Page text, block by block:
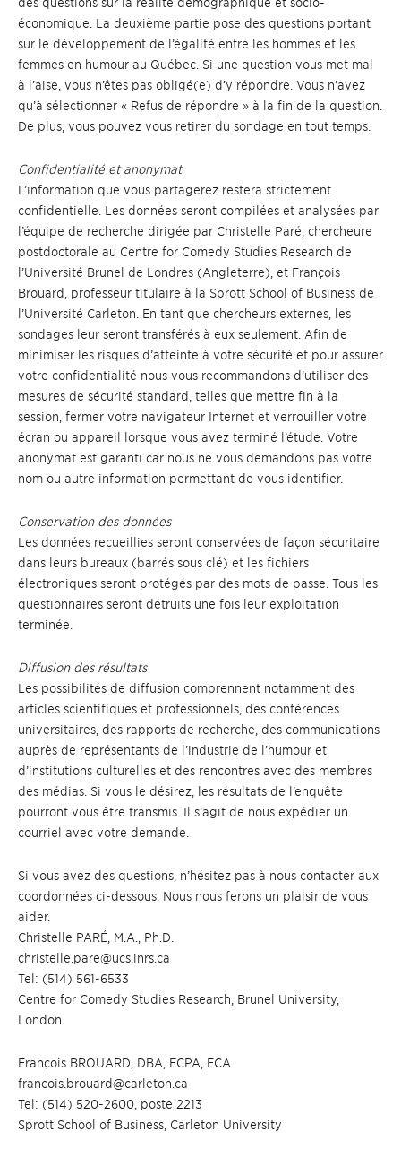
économique. La deuxième partie pose des questions portant
sur le développement de l’égalité entre les hommes et les
femmes en humour au Québec. Si une question vous met mal
à l’aise, vous n’êtes pas obligé(e) d’y répondre. Vous n’avez
qu’à sélectionner « Refus de répondre » à la fin de la question.
De plus, vous pouvez vous retirer du sondage en tout temps.
Confidentialité et anonymat
L’information que vous partagerez restera strictement
confidentielle. Les données seront compilées et analysées par
l’équipe de recherche dirigée par Christelle Paré, chercheure
postdoctorale au Centre for Comedy Studies Research de
l’Université Brunel de Londres (Angleterre), et François
Brouard, professeur titulaire à la Sprott School of Business de
l’Université Carleton. En tant que chercheurs externes, les
sondages leur seront transférés à eux seulement. Afin de
minimiser les risques d’atteinte à votre sécurité et pour assurer
votre confidentialité nous vous recommandons d’utiliser des
mesures de sécurité standard, telles que mettre fin à la
session, fermer votre navigateur Internet et verrouiller votre
écran ou appareil lorsque vous avez terminé l’étude. Votre
anonymat est garanti car nous ne vous demandons pas votre
nom ou autre information permettant de vous identifier.
Conservation des données
Les données recueillies seront conservées de façon sécuritaire
dans leurs bureaux (barrés sous clé) et les fichiers
électroniques seront protégés par des mots de passe. Tous les
questionnaires seront détruits une fois leur exploitation
terminée.
Diffusion des résultats
Les possibilités de diffusion comprennent notamment des
articles scientifiques et professionnels, des conférences
universitaires, des rapports de recherche, des communications
auprès de représentants de l’industrie de l’humour et
d’institutions culturelles et des rencontres avec des membres
des médias. Si vous le désirez, les résultats de l’enquête
pourront vous être transmis. Il s’agit de nous expédier un
courriel avec votre demande.
Si vous avez des questions, n’hésitez pas à nous contacter aux
coordonnées ci-dessous. Nous nous ferons un plaisir de vous
aider.
Christelle PARÉ, M.A., Ph.D.
christelle.pare@ucs.inrs.ca
Tel: (514) 561-6533
Centre for Comedy Studies Research, Brunel University,
London
François BROUARD, DBA, FCPA, FCA
francois.brouard@carleton.ca
Tel: (514) 520-2600, poste 2213
Sprott School of Business, Carleton University